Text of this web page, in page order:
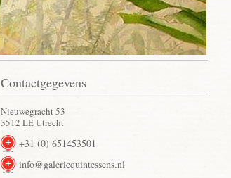
Contactgegevens
Nieuwegracht 53
3512 LE Utrecht
+31 (0) 651453501
info@galeriequintessens.nl